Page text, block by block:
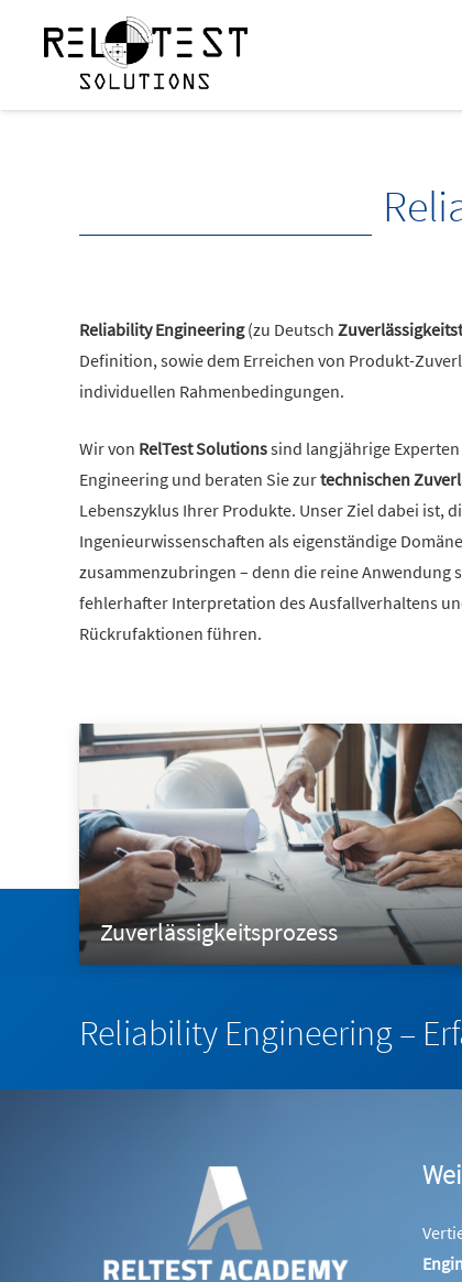
Reliability Engineering(zu Deutsch
Definition, sowie dem Erreichen von Produkt-
individuellen Rahmenbedingungen.
Wir von RelTest Solutionssind langjährige
Engineering und beraten Sie zurtechnischen
Lebenszyklus Ihrer Produkte. Unser Ziel dabei ist,
Ingenieurwissenschaften als eigenständige
zusammenzubringen – denn die reine Anwendung
fehlerhafter Interpretation des Ausfallverhaltens
Rückrufaktionen führen.
Zuverlässigkeitsprozess
Reliability Engineering –